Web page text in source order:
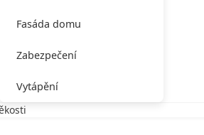
Fasáda domu
Zabezpečení
Vytápění